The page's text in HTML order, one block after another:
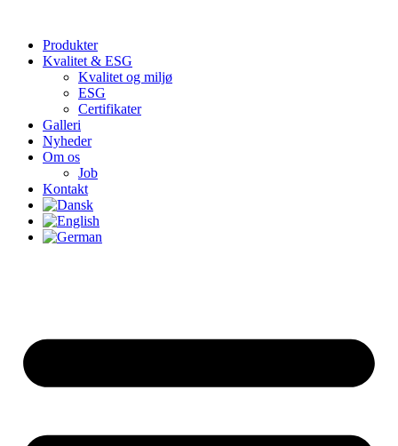
Produkter
Kvalitet & ESG
Kvalitet og miljø
ESG
Certifikater
Galleri
Nyheder
Om os
Job
Kontakt